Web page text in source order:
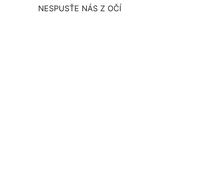
NESPUSŤE NÁS Z OČÍ